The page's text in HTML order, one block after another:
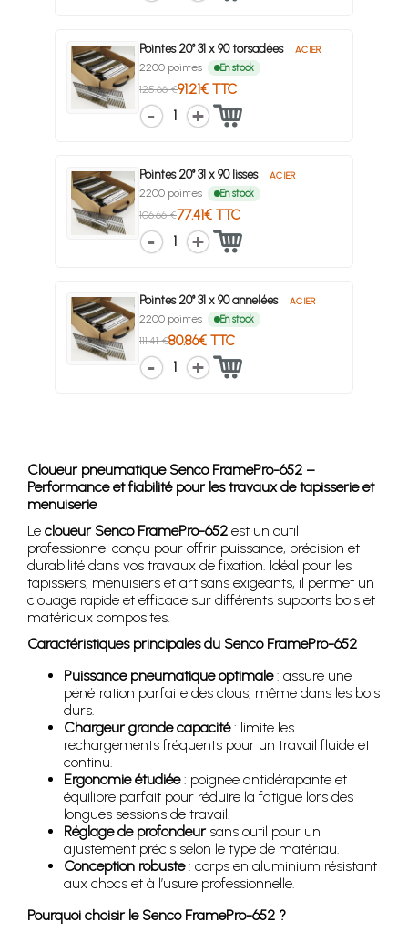
Pointes 20° 31 x 90 torsadées ACIER
2200 pointes En stock
125.66 €91.21€ TTC
1
Pointes 20° 31 x 90 lisses ACIER
2200 pointes En stock
106.66 €77.41€ TTC
1
Pointes 20° 31 x 90 annelées ACIER
2200 pointes En stock
111.41 €80.86€ TTC
1
Cloueur pneumatique Senco FramePro-652 –
Performance et fiabilité pour les travaux de tapisserie et
menuiserie
Le cloueur Senco FramePro-652 est un outil
professionnel conçu pour offrir puissance, précision et
durabilité dans vos travaux de fixation. Idéal pour les
tapissiers, menuisiers et artisans exigeants, il permet un
clouage rapide et efficace sur différents supports bois et
matériaux composites.
Caractéristiques principales du Senco FramePro-652
Puissance pneumatique optimale: assure une
pénétration parfaite des clous, même dans les bois
durs.
Chargeur grande capacité: limite les
rechargements fréquents pour un travail fluide et
continu.
Ergonomie étudiée: poignée antidérapante et
équilibre parfait pour réduire la fatigue lors des
longues sessions de travail.
Réglage de profondeursans outil pour un
ajustement précis selon le type de matériau.
Conception robuste: corps en aluminium résistant
aux chocs et à l’usure professionnelle.
Pourquoi choisir le Senco FramePro-652 ?